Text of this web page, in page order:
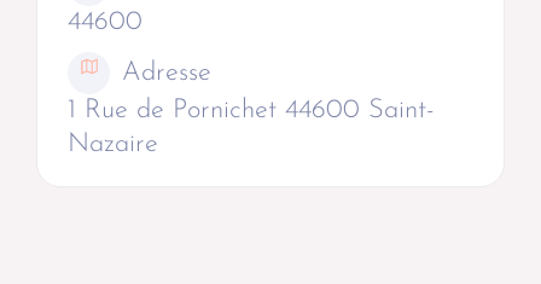
44600
Adresse
1 Rue de Pornichet 44600 Saint-
Nazaire